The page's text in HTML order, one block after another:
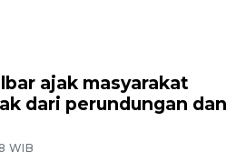
ajak masyarakat
dari perundungan dan
WIB